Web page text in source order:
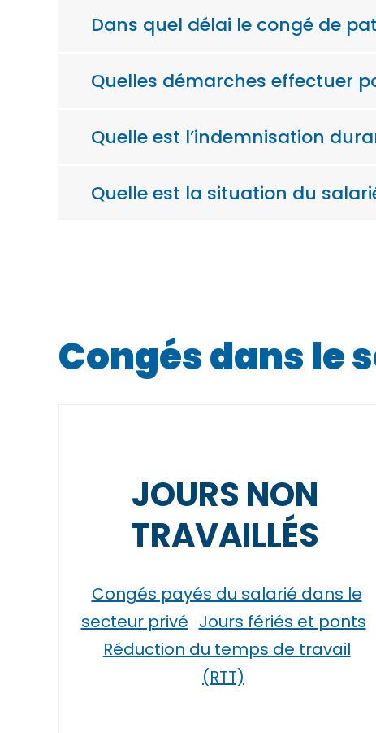
Dans quel délai le congé de
Quelles démarches effectuer
Quelle est l’indemnisation
Quelle est la situation du
Congés dans le
JOURS NON
TRAVAILLÉS
Congés payés du salarié dans le
secteur privé Jours fériés et ponts
Réduction du temps de travail
(RTT)